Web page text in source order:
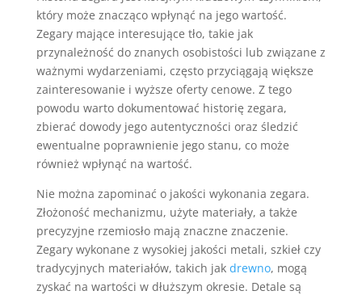
który może znacząco wpłynąć na jego wartość.
Zegary mające interesujące tło, takie jak
przynależność do znanych osobistości lub związane z
ważnymi wydarzeniami, często przyciągają większe
zainteresowanie i wyższe oferty cenowe. Z tego
powodu warto dokumentować historię zegara,
zbierać dowody jego autentyczności oraz śledzić
ewentualne poprawnienie jego stanu, co może
również wpłynąć na wartość.
Nie można zapominać o jakości wykonania zegara.
Złożoność mechanizmu, użyte materiały, a także
precyzyjne rzemiosło mają znaczne znaczenie.
Zegary wykonane z wysokiej jakości metali, szkieł czy
tradycyjnych materiałów, takich jak drewno, mogą
zyskać na wartości w dłuższym okresie. Detale są